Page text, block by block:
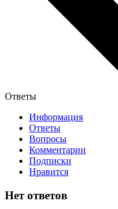
Ответы
Информация
Ответы
Вопросы
Комментарии
Подписки
Нравится
Нет ответов